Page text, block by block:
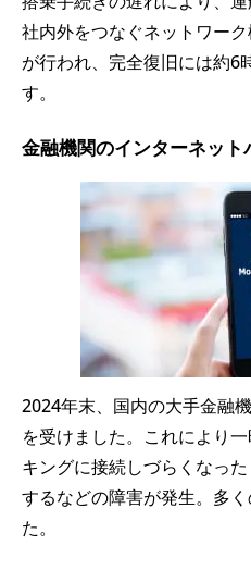
社内外をつなぐネットワー
が行われ、完全復旧には約6
す。
金融機関のインターネッ
2024年末、国内の大手金融
を受けました。これにより
キングに接続しづらくなっ
するなどの障害が発生。多
た。